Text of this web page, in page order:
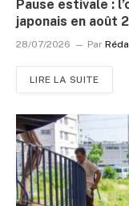
Pause estivale :
japonais en août
28/07/2026 Par
LIRE LA SUITE